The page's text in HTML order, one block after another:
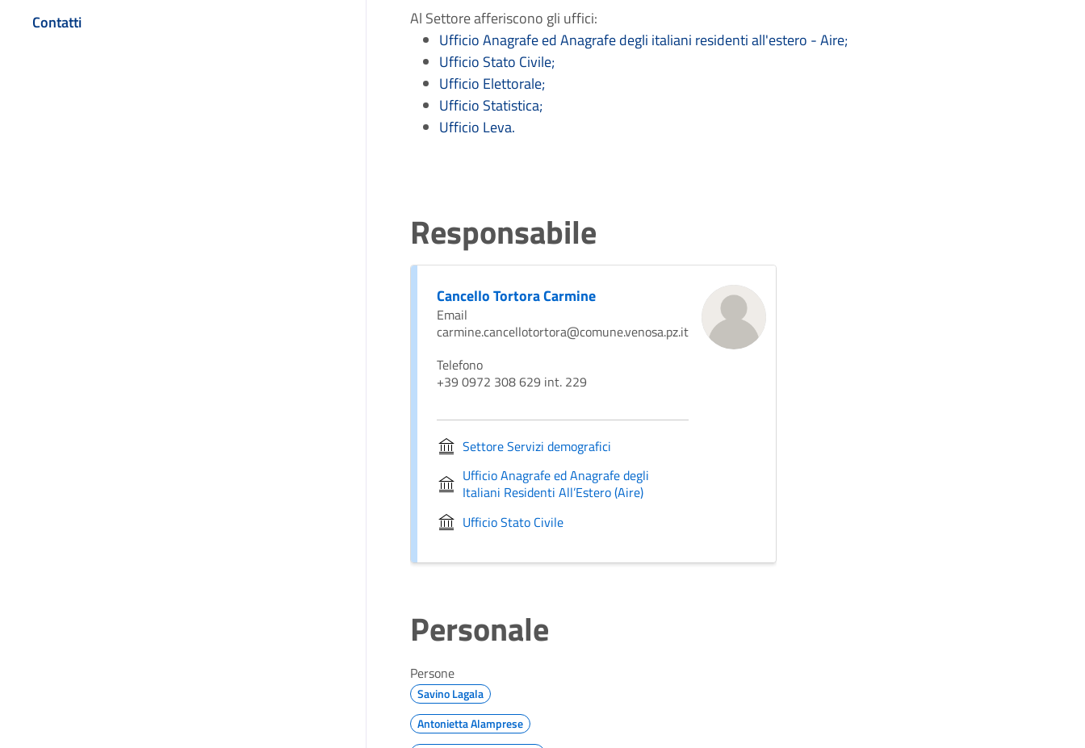
Contatti
Al Settore afferiscono gli uffici:
Ufficio Anagrafe ed Anagrafe degli italiani residenti all'estero - Aire;
Ufficio Stato Civile;
Ufficio Elettorale;
Ufficio Statistica;
Ufficio Leva.
Responsabile
Cancello Tortora Carmine
Email
carmine.cancellotortora@comune.venosa.pz.it
Telefono
+39 0972 308 629 int. 229
Settore Servizi demografici
Ufficio Anagrafe ed Anagrafe degli
Italiani Residenti All’Estero (Aire)
Ufficio Stato Civile
Personale
Persone
Savino Lagala
Antonietta Alamprese